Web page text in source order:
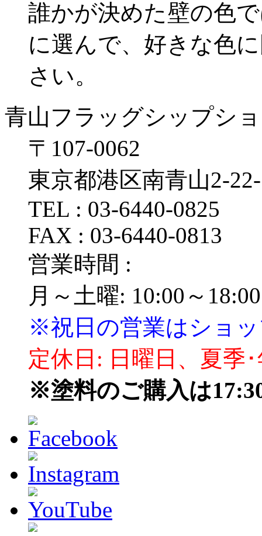
誰かが決めた壁の色
に選んで、好きな色
さい。
青山フラッグシップシ
〒107‐0062
東京都港区南青山
TEL : 03‐6440‐0825
FAX : 03‐6440‐0813
営業時間 :
月～土曜: 10:00～18:00
※祝日の営業はショ
定休日: 日曜日、夏季
※塗料のご購入は